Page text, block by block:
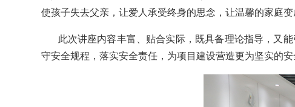
使孩子失去父亲，让爱人承受终身的思念，让温馨的家庭变
此次讲座内容丰富、贴合实际，既具备理论指导，又
守安全规程，落实安全责任，为项目建设营造更为坚实的安